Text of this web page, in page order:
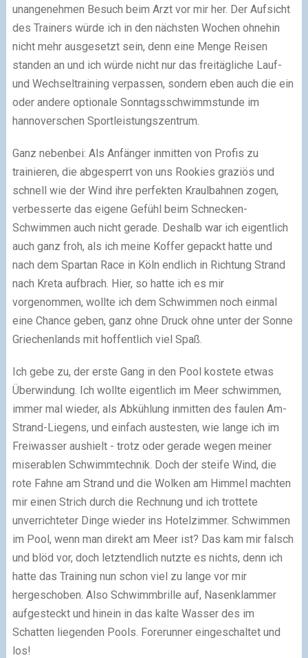
unangenehmen Besuch beim Arzt vor mir her. Der Aufsicht
des Trainers würde ich in den nächsten Wochen ohnehin
nicht mehr ausgesetzt sein, denn eine Menge Reisen
standen an und ich würde nicht nur das freitägliche Lauf-
und Wechseltraining verpassen, sondern eben auch die ein
oder andere optionale Sonntagsschwimmstunde im
hannoverschen Sportleistungszentrum.
Ganz nebenbei: Als Anfänger inmitten von Profis zu
trainieren, die abgesperrt von uns Rookies graziös und
schnell wie der Wind ihre perfekten Kraulbahnen zogen,
verbesserte das eigene Gefühl beim Schnecken-
Schwimmen auch nicht gerade. Deshalb war ich eigentlich
auch ganz froh, als ich meine Koffer gepackt hatte und
nach dem Spartan Race in Köln endlich in Richtung Strand
nach Kreta aufbrach. Hier, so hatte ich es mir
vorgenommen, wollte ich dem Schwimmen noch einmal
eine Chance geben, ganz ohne Druck ohne unter der Sonne
Griechenlands mit hoffentlich viel Spaß.
Ich gebe zu, der erste Gang in den Pool kostete etwas
Überwindung. Ich wollte eigentlich im Meer schwimmen,
immer mal wieder, als Abkühlung inmitten des faulen Am-
Strand-Liegens, und einfach austesten, wie lange ich im
Freiwasser aushielt - trotz oder gerade wegen meiner
miserablen Schwimmtechnik. Doch der steife Wind, die
rote Fahne am Strand und die Wolken am Himmel machten
mir einen Strich durch die Rechnung und ich trottete
unverrichteter Dinge wieder ins Hotelzimmer. Schwimmen
im Pool, wenn man direkt am Meer ist? Das kam mir falsch
und blöd vor, doch letztendlich nutzte es nichts, denn ich
hatte das Training nun schon viel zu lange vor mir
hergeschoben. Also Schwimmbrille auf, Nasenklammer
aufgesteckt und hinein in das kalte Wasser des im
Schatten liegenden Pools. Forerunner eingeschaltet und
los!